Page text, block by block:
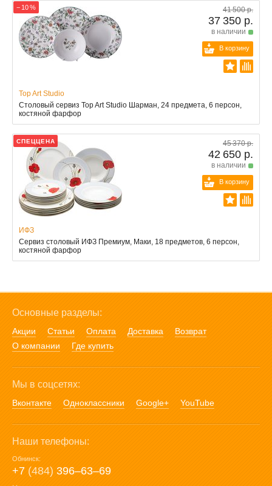
− 10 % 41 500 р.
37 350 р.
в наличии
В корзину
Top Art Studio
Столовый сервиз Top Art Studio Шарман, 24 предмета, 6 персон,
костяной фарфор
СПЕЦЦЕНА 45 370 р.
42 650 р.
в наличии
В корзину
ИФЗ
Сервиз столовый ИФЗ Премиум, Маки, 18 предметов, 6 персон,
костяной фарфор
Основные разделы:
Акции Статьи Оплата Доставка
Возврат
О компании
Где купить
Мы в соцсетях:
Вконтакте Одноклассники Google+ YouTube
Наши телефоны:
Обнинск:
+7 (484) 396‒63‒69